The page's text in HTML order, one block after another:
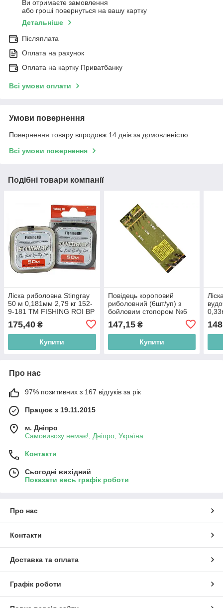
Ви отримаєте замовлення
або гроші повернуться на вашу картку
Детальніше
Післяплата
Оплата на рахунок
Оплата на картку Приватбанку
Всі умови оплати
Умови повернення
Повернення товару впродовж 14 днів за домовленістю
Всі умови повернення
Подібні товари компанії
Ліска риболовна Stingray
50 м 0,181мм 2,79 кг 152-
9-181 ТМ FISHING ROI BP
175,40 ₴
Купити
Повідець короповий
риболовний (6шт/уп) з
бойловим стопором №6
SF24244-6 ТМ STENSON
BP
147,15₴
Купити
BP
Про нас
97% позитивних з 167 відгуків за рік
Працює з 19.11.2015
м. Дніпро
Самовивозу немає!, Дніпро, Україна
Контакти
Сьогодні вихідний
Показати весь графік роботи
Про нас
Контакти
Доставка та оплата
Графік роботи